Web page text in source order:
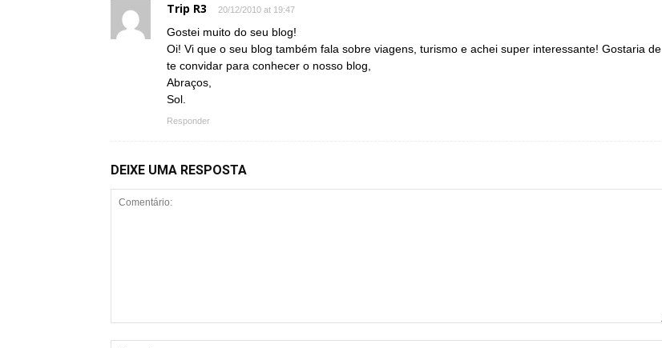
Trip R3 20/12/2010 at 19:47
Gostei muito do seu blog!
Oi! Vi que o seu blog também fala sobre viagens, turismo e achei super interessante! Gostaria de
te convidar para conhecer o nosso blog,
Abraços,
Sol.
Responder
DEIXE UMA RESPOSTA